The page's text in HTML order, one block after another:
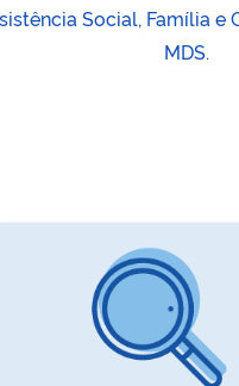
Social, Família e
MDS.